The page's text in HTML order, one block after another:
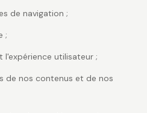
de navigation ;
;
l'expérience utilisateur ;
de nos contenus et de nos